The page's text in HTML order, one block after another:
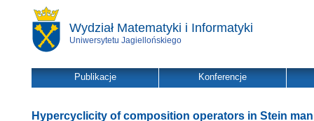
Wydział Matematyki i Informatyki
Uniwersytetu Jagiellońskiego
Publikacje Konferencje
Hypercyclicity of composition operators in Stein